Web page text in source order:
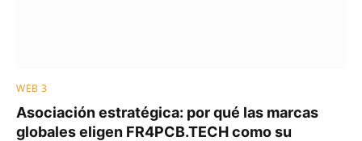
WEB 3
Asociación estratégica: por qué las marcas
globales eligen FR4PCB.TECH como su